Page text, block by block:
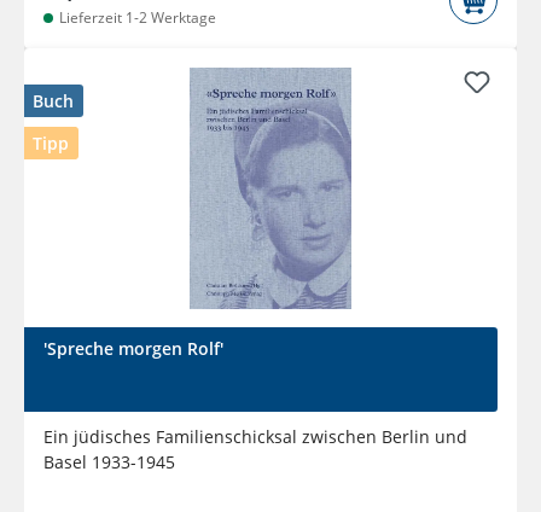
Lieferzeit 1-2 Werktage
Buch
Tipp
'Spreche morgen Rolf'
Ein jüdisches Familienschicksal zwischen Berlin und
Basel 1933-1945